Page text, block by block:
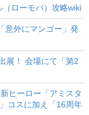
ローモバ）攻略wiki
意外にマンゴー」発
展！ 会場にて「第2
ヒーロー「アミスタ
コスに加え「16周年